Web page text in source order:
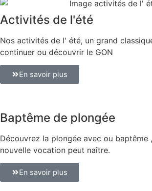
Activités de l'été
Nos activités de l' été, un grand
continuer ou découvrir le GON
En savoir plus
Baptême de plongée
Découvrez la plongée avec ou baptême
nouvelle vocation peut naître.
En savoir plus